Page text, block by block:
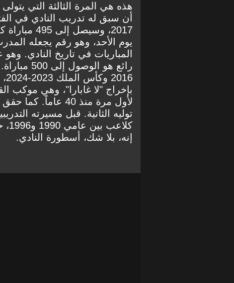
هذه هي المرة الثالثة التي
2017،
يوم الأحد، وهو رقم يجعله
المباريات في تاريخ النادي.
بإخراج "لا غابارا"، وهي موكب
لأول مرة منذ 40
توليه الثانية. قبل مسيرته
إنه، بلا شك، أسطورة النادي.